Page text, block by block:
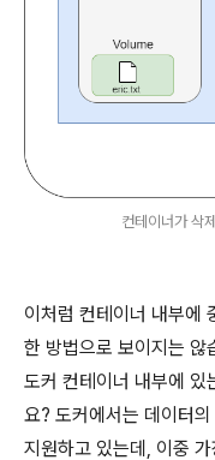
컨테이너가 삭
이처럼 컨테이너 내부에
한 방법으로 보이지는 않
도커 컨테이너 내부에 있
요? 도커에서는 데이터
지원하고 있는데, 이중